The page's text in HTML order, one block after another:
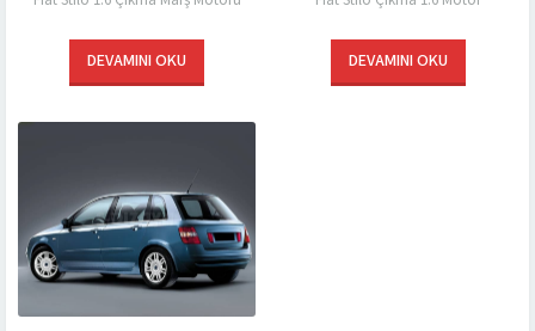
DEVAMINI OKU DEVAMINI OKU